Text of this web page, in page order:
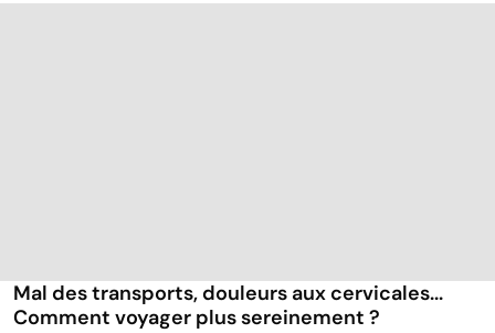
Mal des transports, douleurs aux cervicales...
Comment voyager plus sereinement ?